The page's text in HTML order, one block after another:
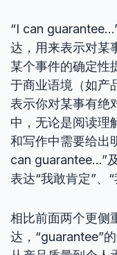
“I can
达，用来表示对某
某个事件的确定性
于商业语境（如产
表示你对某事有绝
中，无论是阅读理
和写作中需要给出
can guarantee…”
表达“我敢肯定”、
相比前面两个更侧
达，“guarantee”